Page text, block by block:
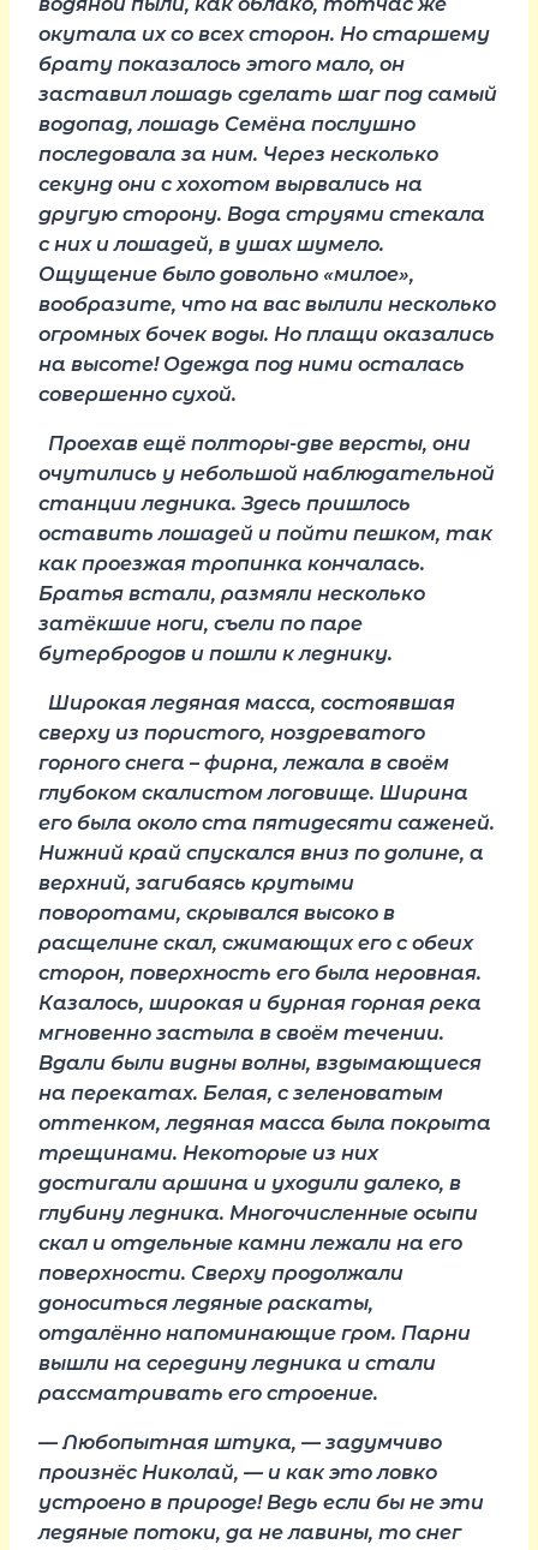
окутала их со всех сторон. Но старшему
брату показалось этого мало, он
заставил лошадь сделать шаг под самый
водопад, лошадь Семёна послушно
последовала за ним. Через несколько
секунд они с хохотом вырвались на
другую сторону. Вода струями стекала
с них и лошадей, в ушах шумело.
Ощущение было довольно «милое»,
вообразите, что на вас вылили несколько
огромных бочек воды. Но плащи оказались
на высоте! Одежда под ними осталась
совершенно сухой.
Проехав ещё полторы-две версты, они
очутились у небольшой наблюдательной
станции ледника. Здесь пришлось
оставить лошадей и пойти пешком, так
как проезжая тропинка кончалась.
Братья встали, размяли несколько
затёкшие ноги, съели по паре
бутербродов и пошли к леднику.
Широкая ледяная масса, состоявшая
сверху из пористого, ноздреватого
горного снега – фирна, лежала в своём
глубоком скалистом логовище. Ширина
его была около ста пятидесяти саженей.
Нижний край спускался вниз по долине, а
верхний, загибаясь крутыми
поворотами, скрывался высоко в
расщелине скал, сжимающих его с обеих
сторон, поверхность его была неровная.
Казалось, широкая и бурная горная река
мгновенно застыла в своём течении.
Вдали были видны волны, вздымающиеся
на перекатах. Белая, с зеленоватым
оттенком, ледяная масса была покрыта
трещинами. Некоторые из них
достигали аршина и уходили далеко, в
глубину ледника. Многочисленные осыпи
скал и отдельные камни лежали на его
поверхности. Сверху продолжали
доноситься ледяные раскаты,
отдалённо напоминающие гром. Парни
вышли на середину ледника и стали
рассматривать его строение.
— Любопытная штука, — задумчиво
произнёс Николай, — и как это ловко
устроено в природе! Ведь если бы не эти
ледяные потоки, да не лавины, то снег